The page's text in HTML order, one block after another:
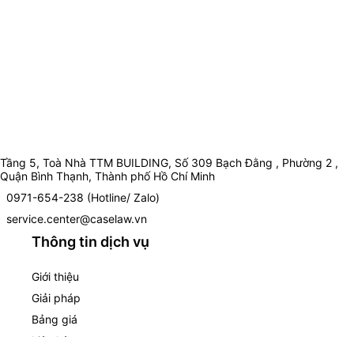
Tầng 5, Toà Nhà TTM BUILDING, Số 309 Bạch Đằng , Phường 2 ,
Quận Bình Thạnh, Thành phố Hồ Chí Minh
0971-654-238 (Hotline/ Zalo)
service.center@caselaw.vn
Thông tin dịch vụ
Giới thiệu
Giải pháp
Bảng giá